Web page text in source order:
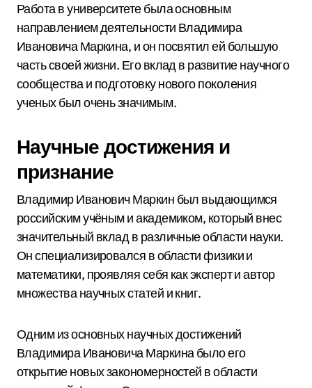
Работа в университете была основным
направлением деятельности Владимира
Ивановича Маркина, и он посвятил ей большую
часть своей жизни. Его вклад в развитие научного
сообщества и подготовку нового поколения
ученых был очень значимым.
Научные достижения и
признание
Владимир Иванович Маркин был выдающимся
российским учёным и академиком, который внес
значительный вклад в различные области науки.
Он специализировался в области физики и
математики, проявляя себя как эксперт и автор
множества научных статей и книг.
Одним из основных научных достижений
Владимира Ивановича Маркина было его
открытие новых закономерностей в области